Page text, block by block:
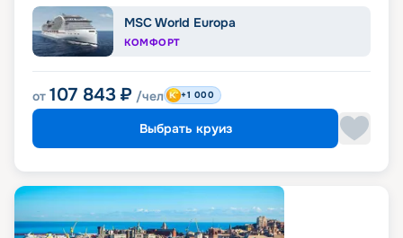
подготовку сьюта ко сну
Чистка обуви MSC World Europa
КОМФОРТ
от 107 843 ₽ /чел +1 000
Выбрать круиз